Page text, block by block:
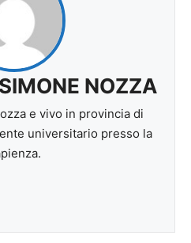
NOZZA
e vivo in provincia di
universitario presso la